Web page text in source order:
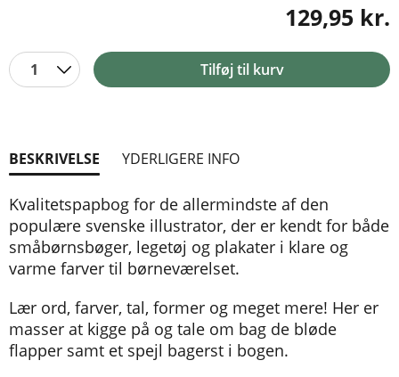
129,95 kr.
1 Tilføj til kurv
BESKRIVELSE YDERLIGERE INFO
Kvalitetspapbog for de allermindste af den
populære svenske illustrator, der er kendt for både
småbørnsbøger, legetøj og plakater i klare og
varme farver til børneværelset.
Lær ord, farver, tal, former og meget mere! Her er
masser at kigge på og tale om bag de bløde
flapper samt et spejl bagerst i bogen.